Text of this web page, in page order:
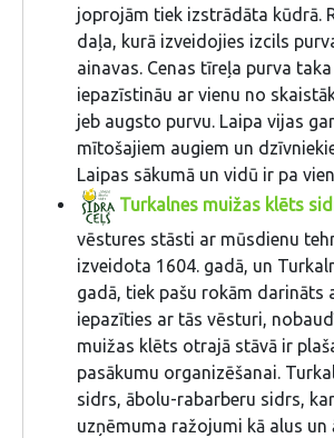
joprojām tiek izstrādāta kūdrā.
daļa, kurā izveidojies izcils
ainavas. Cenas tīreļa purva
iepazīstināu ar vienu no
jeb augsto purvu. Laipa vijas
mītošajiem augiem un
Laipas sākumā un vidū ir pa
Turkalnes muižas klēts
vēstures stāsti ar mūsdienu
izveidota 1604. gadā, un
gadā, tiek pašu rokām darināts
iepazīties ar tās vēsturi,
muižas klēts otrajā stāvā ir
pasākumu organizēšanai.
sidrs, ābolu-rabarberu sidrs,
uzņēmuma ražojumi kā alus un